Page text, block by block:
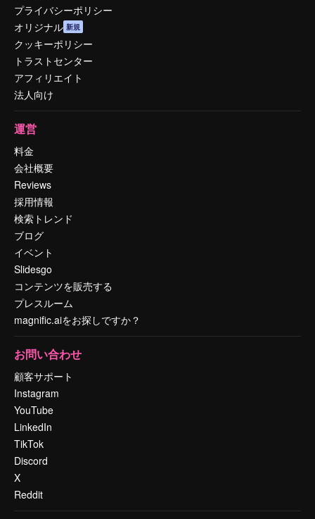
プライバシーポリシー
オリジナル 新規
クッキーポリシー
トラストセンター
アフィリエイト
法人向け
運営
料金
会社概要
Reviews
採用情報
検索トレンド
ブログ
イベント
Slidesgo
コンテンツを販売する
プレスルーム
magnific.aiをお探しですか？
お問い合わせ
顧客サポート
Instagram
YouTube
LinkedIn
TikTok
Discord
X
Reddit